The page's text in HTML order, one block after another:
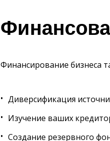
Финансирование бизнеса
Диверсификация
Изучение ваших
Создание резервного